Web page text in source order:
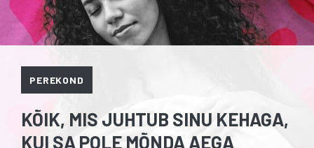
PEREKOND
KÕIK, MIS JUHTUB SINU KEHAGA,
KUI SA POLE MÕNDA AEGA